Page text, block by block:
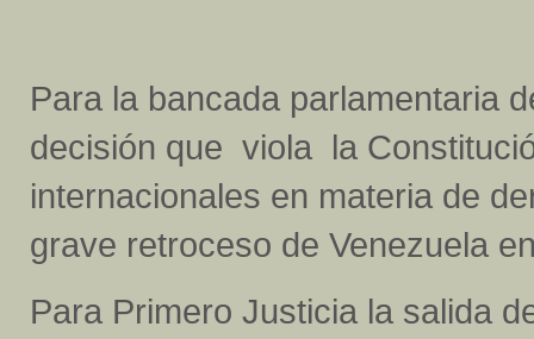
Para la bancada parlamentaria
decisión que viola la
internacionales en materia de
grave retroceso de Venezuela
Para Primero Justicia la salida